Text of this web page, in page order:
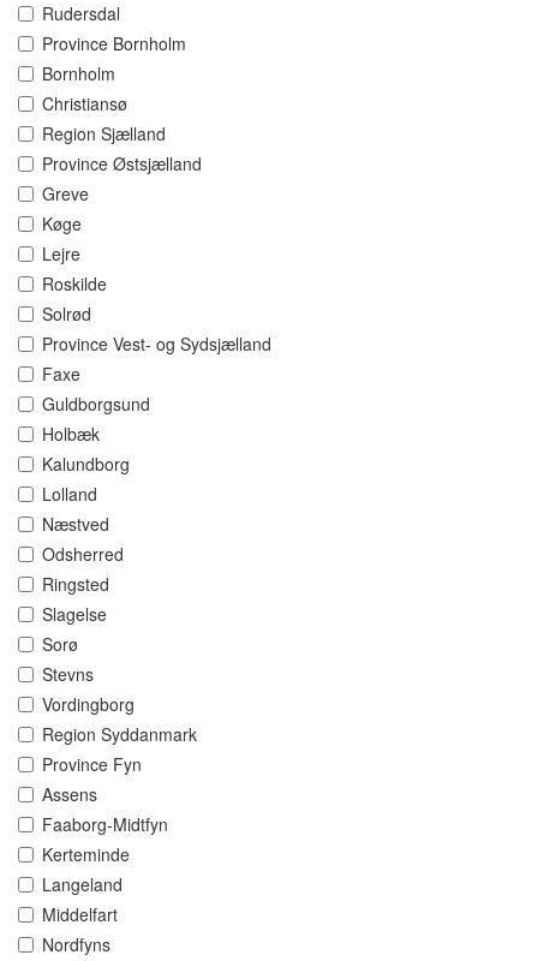
Rudersdal
Province Bornholm
Bornholm
Christiansø
Region Sjælland
Province Østsjælland
Greve
Køge
Lejre
Roskilde
Solrød
Province Vest- og Sydsjælland
Faxe
Guldborgsund
Holbæk
Kalundborg
Lolland
Næstved
Odsherred
Ringsted
Slagelse
Sorø
Stevns
Vordingborg
Region Syddanmark
Province Fyn
Assens
Faaborg-Midtfyn
Kerteminde
Langeland
Middelfart
Nordfyns